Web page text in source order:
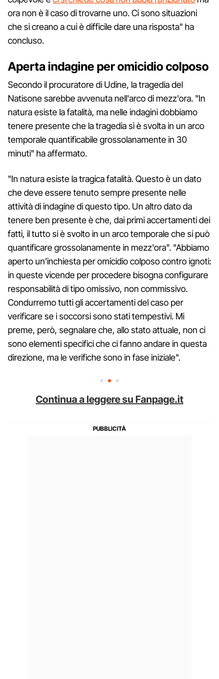
ora non è il caso di trovarne uno. Ci sono situazioni
che si creano a cui è difficile dare una risposta" ha
concluso.
Aperta indagine per omicidio colposo
Secondo il procuratore di Udine, la tragedia del
Natisone sarebbe avvenuta nell'arco di mezz'ora. "In
natura esiste la fatalità, ma nelle indagini dobbiamo
tenere presente che la tragedia si è svolta in un arco
temporale quantificabile grossolanamente in 30
minuti" ha affermato.
"In natura esiste la tragica fatalità. Questo è un dato
che deve essere tenuto sempre presente nelle
attività di indagine di questo tipo. Un altro dato da
tenere ben presente è che, dai primi accertamenti dei
fatti, il tutto si è svolto in un arco temporale che si può
quantificare grossolanamente in mezz'ora". "Abbiamo
aperto un'inchiesta per omicidio colposo contro ignoti:
in queste vicende per procedere bisogna configurare
responsabilità di tipo omissivo, non commissivo.
Condurremo tutti gli accertamenti del caso per
verificare se i soccorsi sono stati tempestivi. Mi
preme, però, segnalare che, allo stato attuale, non ci
sono elementi specifici che ci fanno andare in questa
direzione, ma le verifiche sono in fase iniziale".
Continua a leggere su Fanpage.it